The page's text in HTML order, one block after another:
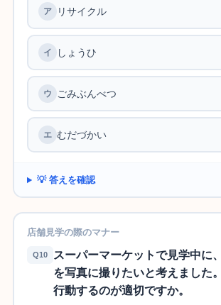
リサイクル
しょうひ
ごみぶんべつ
むだづかい
💡 答えを確認
店舗見学の際のマナー
Q10
スーパーマーケットで見学中に
を写真に撮りたいと考えました
行動するのが適切ですか。